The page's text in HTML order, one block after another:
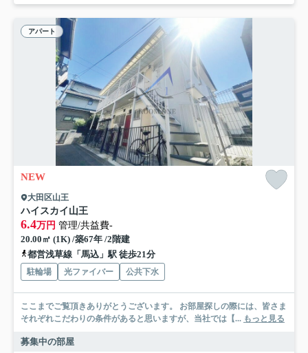
アパート
NEW
大田区山王
ハイスカイ山王
6.4万円 管理/共益費-
20.00㎡ (1K) /築67年 /2階建
都営浅草線「馬込」駅 徒歩21分
駐輪場 光ファイバー 公共下水
ここまでご覧頂きありがとうございます。 お部屋探しの際には、皆さま
それぞれこだわりの条件があると思いますが、当社では【... もっと見る
募集中の部屋